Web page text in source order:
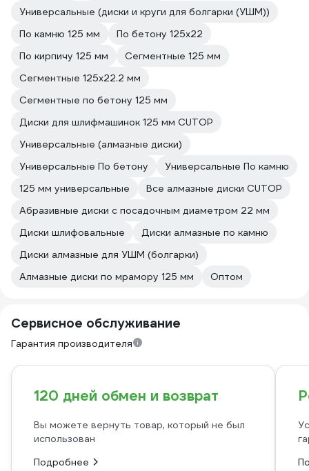
Универсальные (диски и круги для болгарки (УШМ))
По камню 125 мм
По бетону 125х22
По кирпичу 125 мм
Сегментные 125 мм
Сегментные 125х22.2 мм
Сегментные по бетону 125 мм
Диски для шлифмашинок 125 мм CUTOP
Универсальные (алмазные диски)
Универсальные По бетону
Универсальные По камню
125 мм универсальные
Все алмазные диски CUTOP
Абразивные диски с посадочным диаметром 22 мм
Диски шлифовальные
Диски алмазные по камню
Диски алмазные для УШМ (болгарки)
Алмазные диски по мрамору 125 мм
Оптом
Сервисное обслуживание
Гарантия производителя
120 дней обмен и возврат
Вы можете вернуть товар, который не был
использован
Подробнее